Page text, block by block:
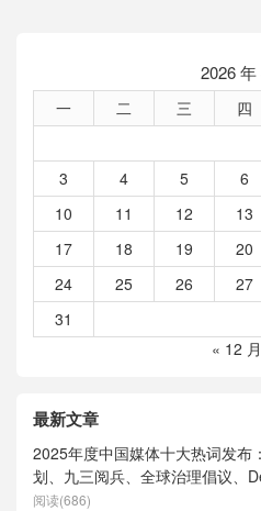
2026 年
一 二 三 四
3
4 5 6
10
11 12 13
17
18 19 20
24
25 26 27
31
« 12 月
最新文章
2025年度中国媒体十大热词发布
划、九三阅兵、全球治理倡议、
度求索）、人形机器人、苏超、票
阅读(686)